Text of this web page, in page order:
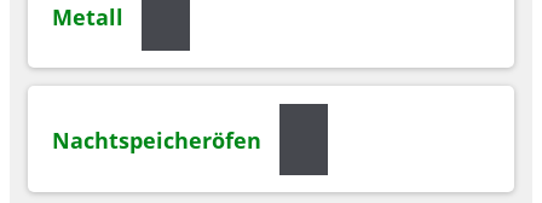
Metall
Nachtspeicheröfen